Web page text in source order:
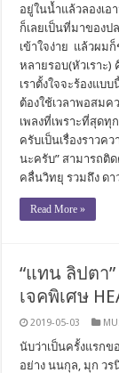
อยู่ในน้ำแล้วลองเอ
ก็เลยเป็นที่มาของป
เข้าใจง่าย แล้วผม
หลายรอบ(หัวเราะ)
เราตั้งใจจะร้องแบ
ต้องใช้เวลาพอสมค
เพลงที่เพราะที่สุดทุ
ครับเป็นเรื่องราว
นะครับ” สามารถติ
คลื่นวิทยุ รวมถึง ด
Read More »
“แทน ลิปตา
เจคพิเศษ
2019-05-03
นับว่าเป็นครั้งแรก
อย่าง นนกุล, มุก ว